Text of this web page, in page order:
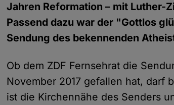
Jahren Reformation – mit Luther-
Passend dazu war der "Gottlos
Sendung des bekennenden
Ob dem ZDF Fernsehrat die
November 2017 gefallen hat, darf
ist die Kirchennähe des Senders